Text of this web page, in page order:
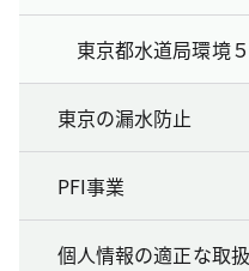
東京都水道局環境
東京の漏水防止
PFI事業
個人情報の適正な取